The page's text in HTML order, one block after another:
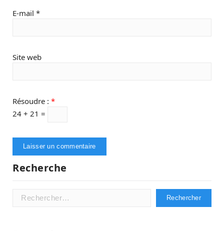
E-mail *
Site web
Résoudre : *
24 + 21 =
Recherche
Rechercher :